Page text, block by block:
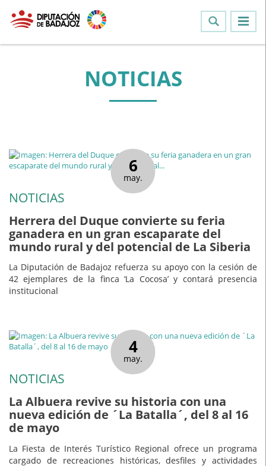
NOTICIAS
6
may.
NOTICIAS
Herrera del Duque convierte su feria
ganadera en un gran escaparate del
mundo rural y del potencial de La Siberia
La Diputación de Badajoz refuerza su apoyo con la cesión de
42 ejemplares de la finca ‘La Cocosa’ y contará presencia
institucional
4
may.
NOTICIAS
La Albuera revive su historia con una
nueva edición de ´La Batalla´, del 8 al 16
de mayo
La Fiesta de Interés Turístico Regional ofrece un programa
cargado de recreaciones históricas, desfiles y actividades